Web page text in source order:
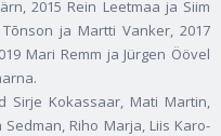
2015 Rein Leetmaa ja Siim
ja Martti Vanker, 2017
Mari Remm ja Jürgen Öövel
Sirje Kokassaar, Mati Martin,
Riho Marja, Liis Karo-